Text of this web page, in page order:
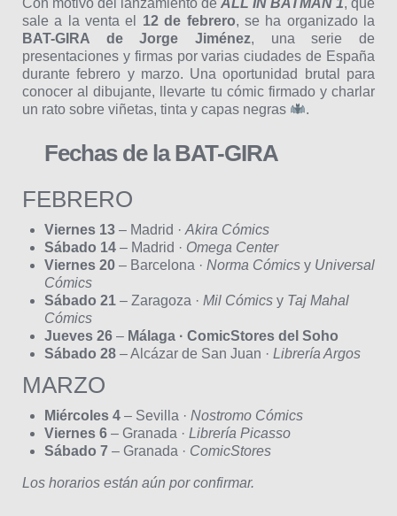
Con motivo del lanzamiento de ALL IN BATMAN 1, que
sale a la venta el 12 de febrero, se ha organizado la
BAT-GIRA de Jorge Jiménez, una serie de
presentaciones y firmas por varias ciudades de España
durante febrero y marzo. Una oportunidad brutal para
conocer al dibujante, llevarte tu cómic firmado y charlar
un rato sobre viñetas, tinta y capas negras
.
Fechas de la BAT-GIRA
FEBRERO
Viernes 13 – Madrid · Akira Cómics
Sábado 14 – Madrid · Omega Center
Viernes 20 – Barcelona · Norma Cómics y Universal
Cómics
Sábado 21 – Zaragoza · Mil Cómics y Taj Mahal
Cómics
Jueves 26 – Málaga · ComicStores del Soho
Sábado 28 – Alcázar de San Juan · Librería Argos
MARZO
Miércoles 4 – Sevilla · Nostromo Cómics
Viernes 6 – Granada · Librería Picasso
Sábado 7 – Granada · ComicStores
Los horarios están aún por confirmar.